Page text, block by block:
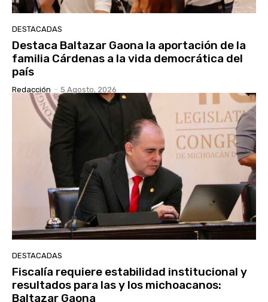
DESTACADAS
Destaca Baltazar Gaona la aportación de la
familia Cárdenas a la vida democrática del
país
Redacción - 5 Agosto, 2026
DESTACADAS
Fiscalía requiere estabilidad institucional y
resultados para las y los michoacanos:
Baltazar Gaona